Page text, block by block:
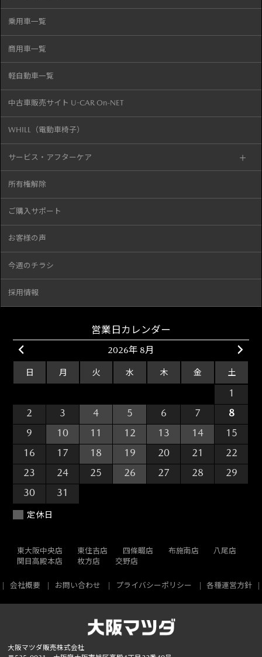
乗用車一覧
商用車一覧
軽自動車一覧
中古車販売サイト U-CAR On-NET
WHILL（電動車椅子）
サービス・アフターケア
所有権解除
ご購入サポート
お客様の声
今週のチラシ
採用情報
営業日カレンダー
2026年 8月
日 月 火 水 木 金 土
1
2
3 4 5 6 7
8
9
10 11 12 13 14
15
16
17 18 19 20 21
22
23
24 25 26 27 28
29
30
31
定休日
東大阪中央店 東住吉店 四條畷店 布施南店
八尾店
関目高殿本店
枚方店 交野店
会社概要 お問い合わせ プライバシーポリシー 各種運営方針
大阪マツダ販売株式会社